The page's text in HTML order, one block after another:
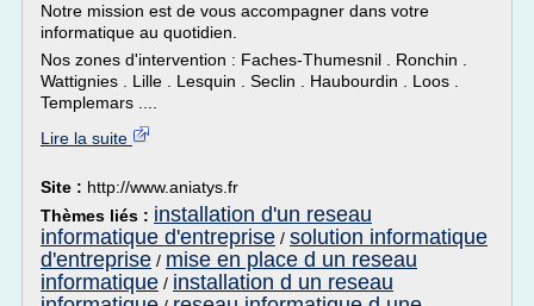
Notre mission est de vous accompagner dans votre
informatique au quotidien.
Nos zones d'intervention : Faches-Thumesnil . Ronchin .
Wattignies . Lille . Lesquin . Seclin . Haubourdin . Loos .
Templemars ....
Lire la suite
Site : http://www.aniatys.fr
Thèmes liés : installation d'un reseau
informatique d'entreprise / solution informatique
d'entreprise / mise en place d un reseau
informatique / installation d un reseau